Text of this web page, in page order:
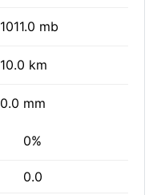
1011.0 mb
10.0 km
0.0 mm
0%
0.0